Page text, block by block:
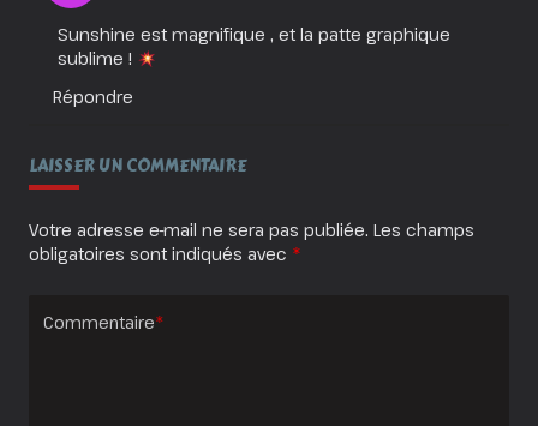
Sunshine est magnifique , et la patte graphique
sublime !
Répondre
LAISSER UN COMMENTAIRE
Votre adresse e-mail ne sera pas publiée. Les champs
obligatoires sont indiqués avec *
Commentaire*